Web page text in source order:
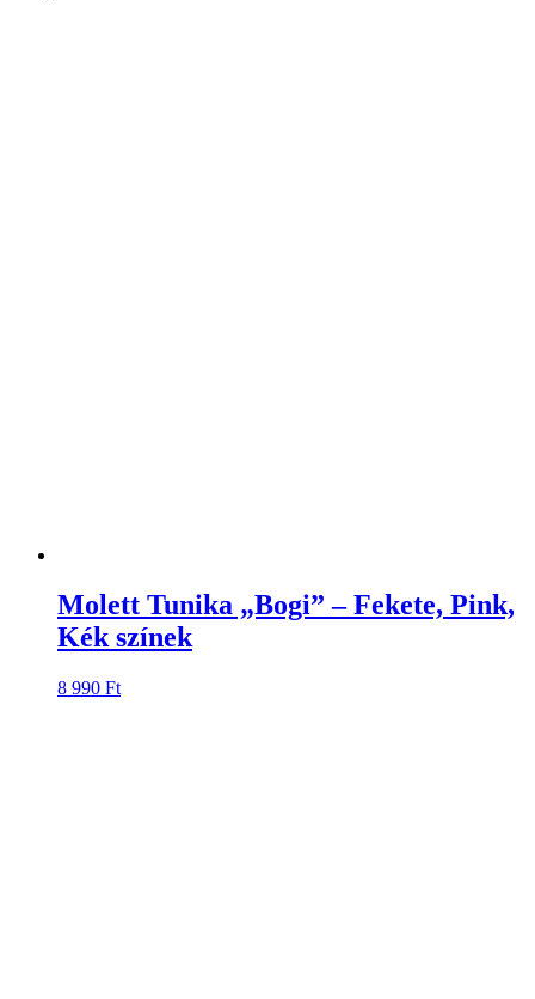
Molett Tunika „Bogi” – Fekete, Pink,
Kék színek
8 990 Ft